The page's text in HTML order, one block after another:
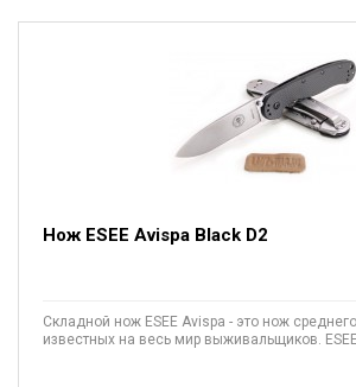
Нож ESEE Avispa Black D2
Складной нож ESEE Avispa - это нож
известных на весь мир выживальщиков. ESEE